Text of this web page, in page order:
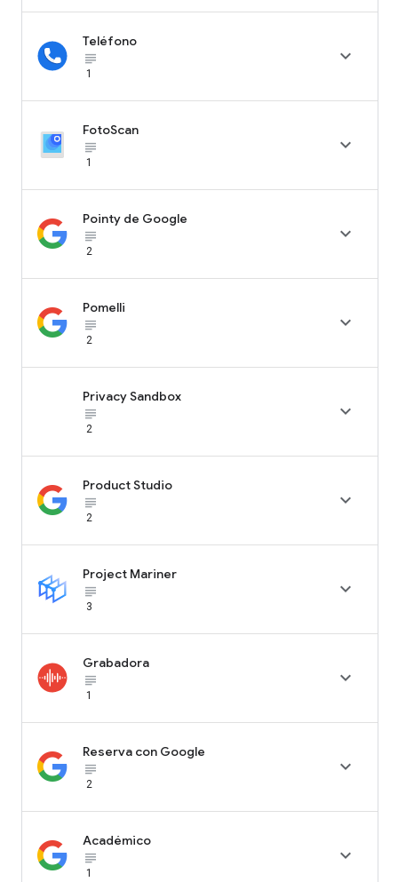
Teléfono
subject_black
1

FotoScan
subject_black
1

Pointy de Google
subject_black
2

Pomelli
subject_black
2

Privacy Sandbox
subject_black
2

Product Studio
subject_black
2

Project Mariner
subject_black
3

Grabadora
subject_black
1

Reserva con Google
subject_black
2

Académico
subject_black
1
